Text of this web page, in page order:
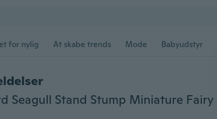
for nylig At skabe trends Mode Babyudstyr